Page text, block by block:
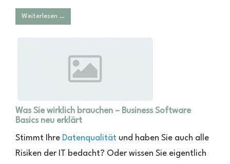
Weiterlesen …
Was Sie wirklich brauchen – Business Software
Basics neu erklärt
Stimmt Ihre Datenqualität und haben Sie auch alle
Risiken der IT bedacht? Oder wissen Sie eigentlich